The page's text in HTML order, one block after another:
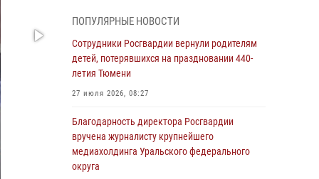
владения оружием
05 августа 2026, 09:56 2
Военнослужащие Росгвардии сбили дрон-
Стальной характер продемонстрировали
росгвардейцы в ходе масштабных
спортивных событий на Урале
ПОПУЛЯРНЫЕ НОВОСТИ
Сотрудники Росгвардии вернули родителям
детей, потерявшихся на праздновании 440-
летия Тюмени
27 июля 2026, 08:27
Благодарность директора Росгвардии
вручена журналисту крупнейшего
медиахолдинга Уральского федерального
округа